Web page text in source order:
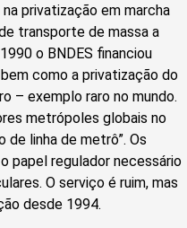
privatização em marcha
transporte de massa a
o BNDES financiou
como a privatização do
– exemplo raro no mundo.
metrópoles globais no
de linha de metrô”. Os
papel regulador necessário
O serviço é ruim, mas
desde 1994.